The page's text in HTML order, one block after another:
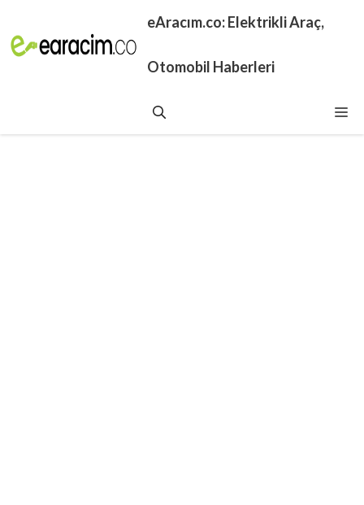
eAracım.co: Elektrikli Araç,
Otomobil Haberleri